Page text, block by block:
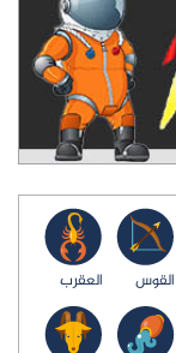
القوس العقرب